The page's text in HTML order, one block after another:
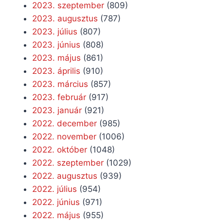
2023. szeptember (809)
2023. augusztus (787)
2023. július (807)
2023. június (808)
2023. május (861)
2023. április (910)
2023. március (857)
2023. február (917)
2023. január (921)
2022. december (985)
2022. november (1006)
2022. október (1048)
2022. szeptember (1029)
2022. augusztus (939)
2022. július (954)
2022. június (971)
2022. május (955)